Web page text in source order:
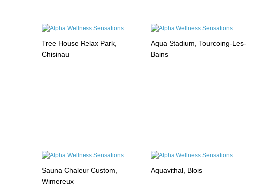
Tree House Relax Park,
Chisinau
Aqua Stadium, Tourcoing-Les-
Bains
Sauna Chaleur Custom,
Wimereux
Aquavithal, Blois